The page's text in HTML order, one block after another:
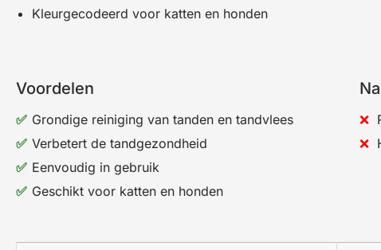
Kleurgecodeerd voor katten en honden
Voordelen
Grondige reiniging van tanden en tandvlees
Verbetert de tandgezondheid
Eenvoudig in gebruik
Geschikt voor katten en honden